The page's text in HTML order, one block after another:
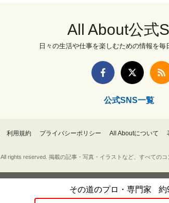
All About公式
日々の生活や仕事を楽しむための情報を毎
公式SNS一覧
利用規約 プライバシーポリシー All Aboutについて
All rights reserved. 掲載の記事・写真・イラストなど、すべての
その道のプロ・専門家 約